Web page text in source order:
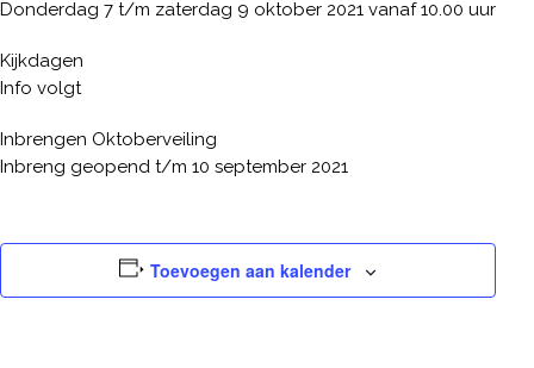
Donderdag 7 t/m zaterdag 9 oktober 2021 vanaf 10.00 uur
Kijkdagen
Info volgt
Inbrengen Oktoberveiling
Inbreng geopend t/m 10 september 2021
Toevoegen aan kalender